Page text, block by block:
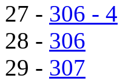
27 - 306 - 4
28 - 306
29 - 307